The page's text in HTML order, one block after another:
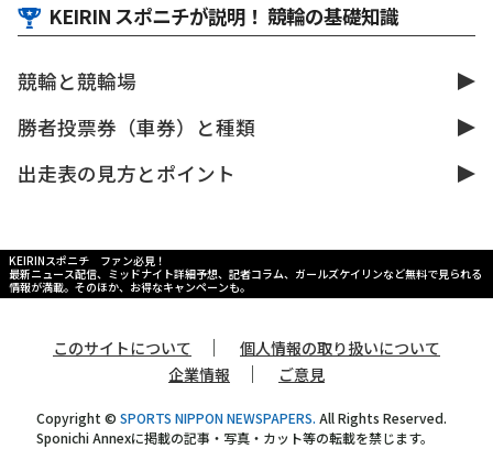
KEIRIN スポニチが説明！ 競輪の基礎知識
競輪と競輪場
勝者投票券（車券）と種類
出走表の見方とポイント
KEIRINスポニチ ファン必見！
最新ニュース配信、ミッドナイト詳細予想、記者コラム、ガールズケイリンなど無料で見られる
情報が満載。そのほか、お得なキャンペーンも。
このサイトについて ｜
個人情報の取り扱いについて
企業情報
｜ ご意見
Copyright © SPORTS NIPPON NEWSPAPERS. All Rights Reserved.
Sponichi Annexに掲載の記事・写真・カット等の転載を禁じます。